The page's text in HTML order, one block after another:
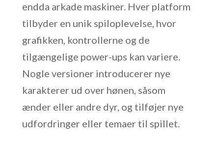
endda arkade maskiner. Hver platform
tilbyder en unik spiloplevelse, hvor
grafikken, kontrollerne og de
tilgængelige power-ups kan variere.
Nogle versioner introducerer nye
karakterer ud over hønen, såsom
ænder eller andre dyr, og tilføjer nye
udfordringer eller temaer til spillet.